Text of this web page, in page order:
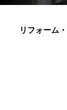
リフォーム